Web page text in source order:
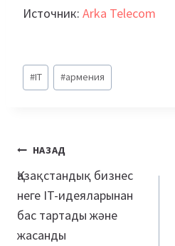
Источник: Arka Telecom
Метки
записи:
#IT #армения
Навигация
по
записям
НАЗАД
Қазақстандық бизнес
неге IT-идеяларынан
бас тартады және
жасанды